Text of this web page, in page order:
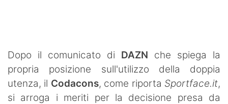
Dopo il comunicato di DAZN che spiega la
propria posizione sull'utilizzo della doppia
utenza, il Codacons, come riporta Sportface.it,
si arroga i meriti per la decisione presa da